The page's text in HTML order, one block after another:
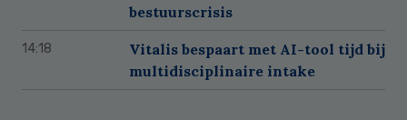
bestuurscrisis
14:18
Vitalis bespaart met AI-tool tijd bij
multidisciplinaire intake